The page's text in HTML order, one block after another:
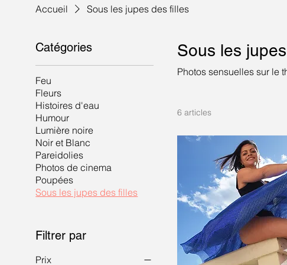
Accueil Sous les jupes des filles
Catégories
Feu
Fleurs
Histoires d'eau
Humour
Lumière noire
Noir et Blanc
Pareidolies
Photos de cinema
Poupées
Sous les jupes des filles
Filtrer par
Prix
Sous les
Photos sensuelles sur le
6 articles